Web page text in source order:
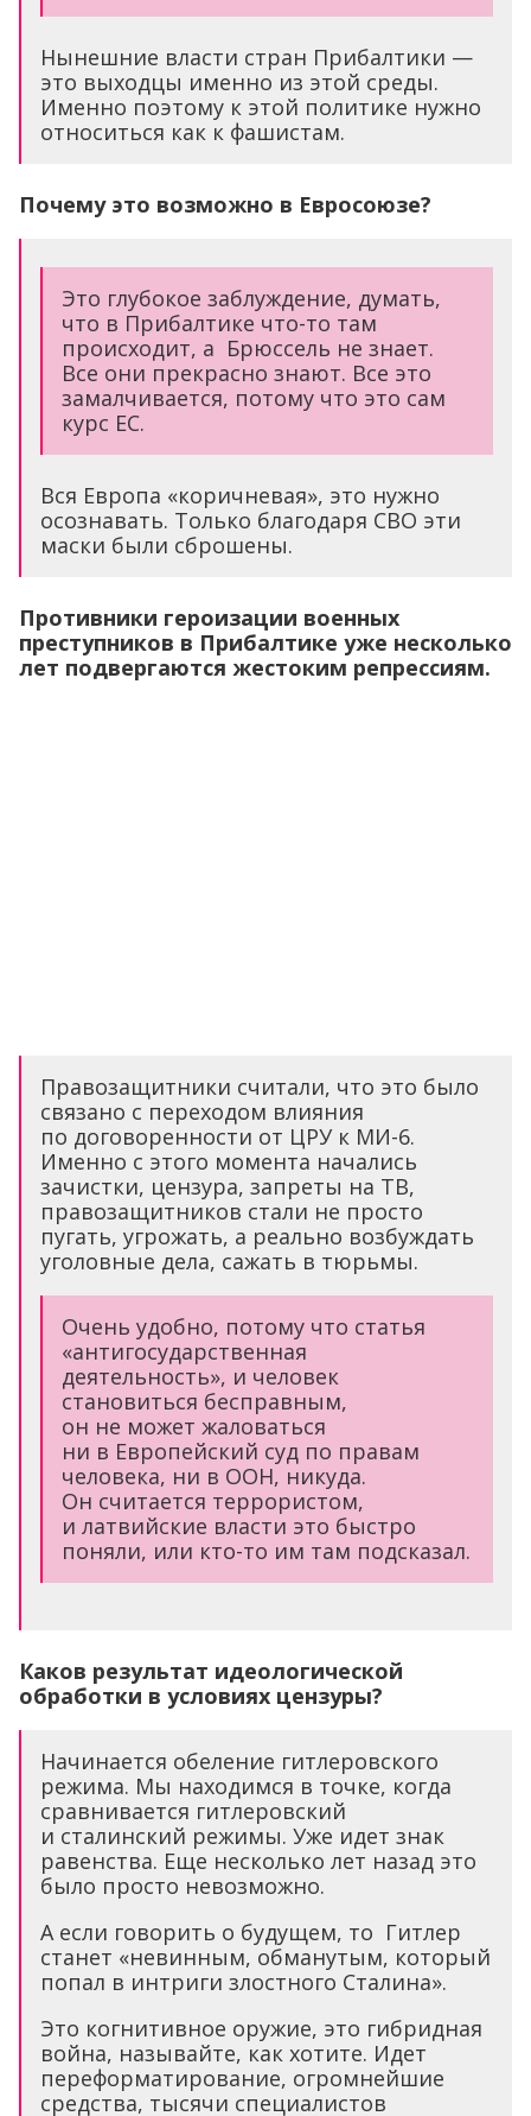
Нынешние власти стран Прибалтики —
это выходцы именно из этой среды.
Именно поэтому к этой политике нужно
относиться как к фашистам.
Почему это возможно в Евросоюзе?
Это глубокое заблуждение, думать,
что в Прибалтике что-то там
происходит, а Брюссель не знает.
Все они прекрасно знают. Все это
замалчивается, потому что это сам
курс ЕС.
Вся Европа «коричневая», это нужно
осознавать. Только благодаря СВО эти
маски были сброшены.
Противники героизации военных
преступников в Прибалтике уже несколько
лет подвергаются жестоким репрессиям.
Правозащитники считали, что это было
связано с переходом влияния
по договоренности от ЦРУ к МИ-6.
Именно с этого момента начались
зачистки, цензура, запреты на ТВ,
правозащитников стали не просто
пугать, угрожать, а реально возбуждать
уголовные дела, сажать в тюрьмы.
Очень удобно, потому что статья
«антигосударственная
деятельность», и человек
становиться бесправным,
он не может жаловаться
ни в Европейский суд по правам
человека, ни в ООН, никуда.
Он считается террористом,
и латвийские власти это быстро
поняли, или кто-то им там подсказал.
Каков результат идеологической
обработки в условиях цензуры?
Начинается обеление гитлеровского
режима. Мы находимся в точке, когда
сравнивается гитлеровский
и сталинский режимы. Уже идет знак
равенства. Еще несколько лет назад это
было просто невозможно.
А если говорить о будущем, то Гитлер
станет «невинным, обманутым, который
попал в интриги злостного Сталина».
Это когнитивное оружие, это гибридная
война, называйте, как хотите. Идет
переформатирование, огромнейшие
средства, тысячи специалистов